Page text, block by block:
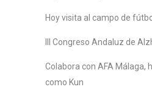
Hoy visita al campo de
III Congreso Andaluz de
Colabora con AFA Málaga,
como Kun